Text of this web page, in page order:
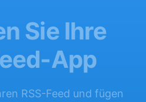
Sie Ihre
App
RSS-Feed und fügen